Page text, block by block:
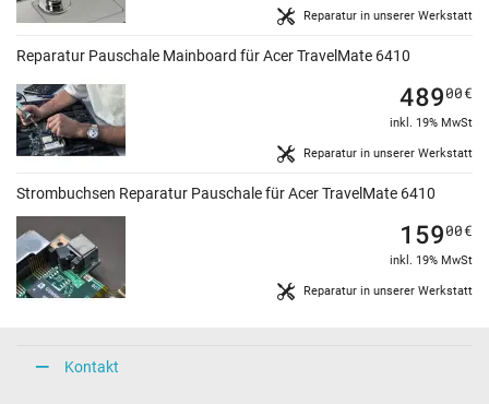
Reparatur in unserer Werkstatt
Reparatur Pauschale Mainboard für Acer TravelMate 6410
Reparatur in unserer Werkstatt
48900€
inkl. 19% MwSt
Strombuchsen Reparatur Pauschale für Acer TravelMate 6410
Reparatur in unserer Werkstatt
15900€
inkl. 19% MwSt
Kontakt